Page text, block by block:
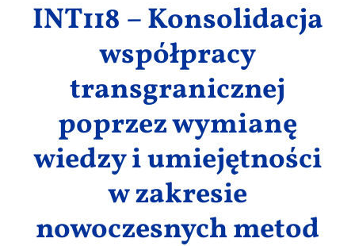
INT118 – Konsolidacja
współpracy
transgranicznej
poprzez wymianę
wiedzy i umiejętności
w zakresie
nowoczesnych metod